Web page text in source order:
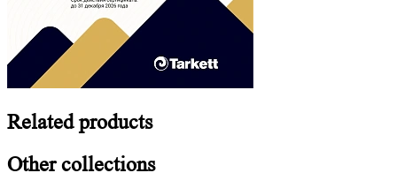
Relatedproducts
Othercollections